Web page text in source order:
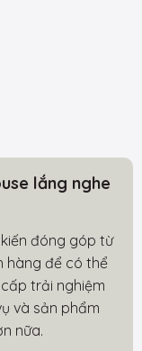
lắng nghe
đóng góp từ
hàng để có thể
trải nghiệm
và sản phẩm
nữa.